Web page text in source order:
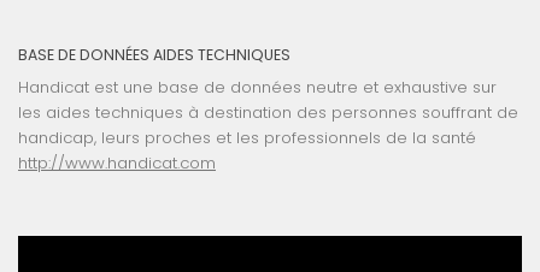
BASE DE DONNÉES AIDES TECHNIQUES
Handicat est une base de données neutre et exhaustive sur
les aides techniques à destination des personnes souffrant de
handicap, leurs proches et les professionnels de la santé
http://www.handicat.com